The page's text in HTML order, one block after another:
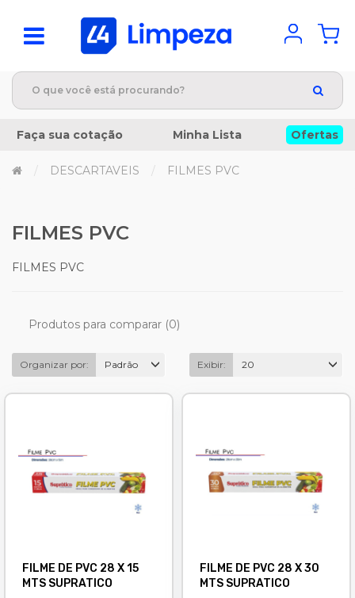
Faça sua cotação Minha Lista Ofertas
DESCARTAVEIS FILMES PVC
FILMES PVC
FILMES PVC
Produtos para comparar (0)
Organizar por: Padrão Exibir: 20
FILME DE PVC 28 X 15
MTS SUPRATICO
FILME DE PVC 28 X 30
MTS SUPRATICO